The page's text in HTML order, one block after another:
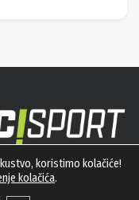
koristimo kolačiće!
kolačića.